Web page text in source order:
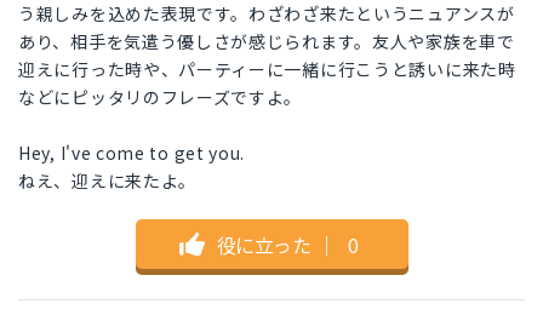
う親しみを込めた表現です。わざわざ来たというニュアンスが
あり、相手を気遣う優しさが感じられます。友人や家族を車で
迎えに行った時や、パーティーに一緒に行こうと誘いに来た時
などにピッタリのフレーズですよ。
Hey, I've come to get you.
ねえ、迎えに来たよ。
役に立った ｜ 0